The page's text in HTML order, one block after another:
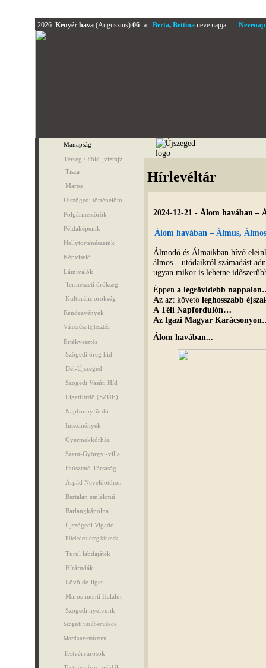
2026. Kenyér hava(Augusztus)06.-a -Berta,Bettina neve napja.
Manapság
Térség / Föld-,vízrajz
Tisza
Maros
Ujszögedi történelöm
Polgármestörök
Példaképeink
Hellytörténészeink
Képviselő
Látnivalók
Természeti örökség
Kulturális örökség
Rendezvények
Városrész fejlesztés
Értékvesztés
Szögedi öreg híd
Dél-Újszeged
Szögedi Vasúti Híd
Ligetfürdő (SZÚE)
Napfonnyfürdő
Intézmények
Gyermekkórház
Szent-Györgyi-villa
Faúsztató Társaság
Árpád Nevelőotthon
Bertalan emlékmű
Barlangkápolna
Újszögedi Vigadó
Elfeledett öreg kincsek
Turul labdajáték
Hírárudák
Lövölde-liget
Maros-menti Halálút
Szögedi nyelvünk
Szögedi vasút-emlékök
Mozdony-múzeum
Testvérvárosok
Hírlevéltár
2024-12-21 - Álom havában
Álom havában – Álmus,
Álmodó és Álmaikban hívő
álmos – utódaikról számadást
ugyan mikor is lehetne
Éppena legrövidebb
Az azt követőleghosszabb
A Téli Napfordulón…
Az Igazi Magyar
Álom havában...